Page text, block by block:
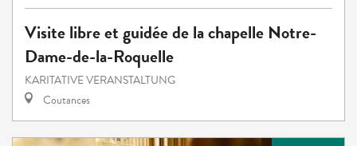
Visite libre et guidée de la chapelle Notre-
Dame-de-la-Roquelle
KARITATIVE VERANSTALTUNG
Coutances